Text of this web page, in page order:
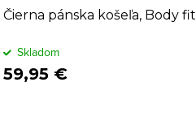
Čierna pánska košeľa, Body fit
59,95 €
Skladom